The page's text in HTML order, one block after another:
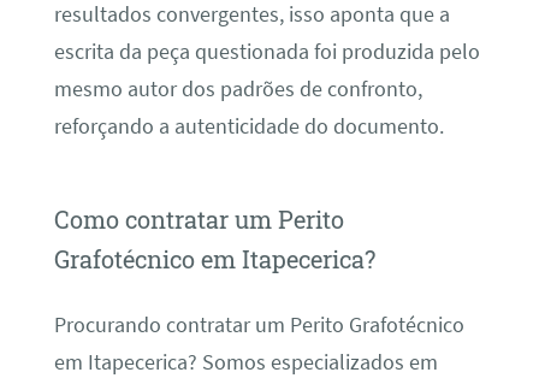
resultados convergentes, isso aponta que a
escrita da peça questionada foi produzida pelo
mesmo autor dos padrões de confronto,
reforçando a autenticidade do documento.
Como contratar um Perito
Grafotécnico em Itapecerica?
Procurando contratar um Perito Grafotécnico
em Itapecerica? Somos especializados em